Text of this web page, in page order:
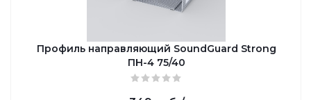
Профиль направляющий SoundGuard Strong
ПН-4 75/40